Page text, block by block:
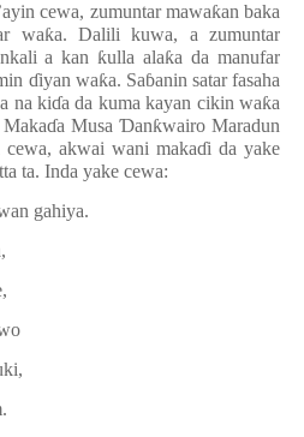
cewa, zumuntar mawaƙan baka
waƙa. Dalili kuwa, a zumuntar
a kan ƙulla alaƙa da manufar
ɗiyan waƙa. Saɓanin satar fasaha
na kiɗa da kuma kayan cikin waƙa
Makaɗa MusaƊanƙwairo Maradun
cewa, akwai wani makaɗi da yake
ta. Inda yake cewa:
gahiya.